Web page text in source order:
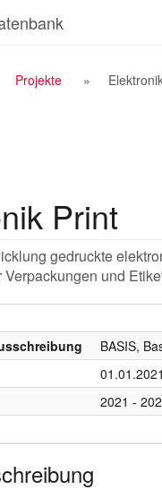
Projekte
Print
gedruckte
und
BASIS,
01.01.2021
2021 -